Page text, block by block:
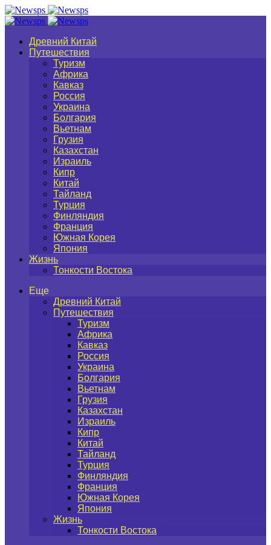
Древний Китай
Путешествия
Туризм
Африка
Кавказ
Россия
Украина
Болгария
Вьетнам
Грузия
Казахстан
Израиль
Кипр
Китай
Тайланд
Турция
Финляндия
Франция
Южная Корея
Япония
Жизнь
Тонкости Востока
Еще
Древний Китай
Путешествия
Туризм
Африка
Кавказ
Россия
Украина
Болгария
Вьетнам
Грузия
Казахстан
Израиль
Кипр
Китай
Тайланд
Турция
Финляндия
Франция
Южная Корея
Япония
Жизнь
Тонкости Востока